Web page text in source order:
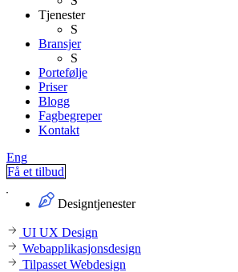
Tjenester
S
Bransjer
S
Portefølje
Priser
Blogg
Fagbegreper
Kontakt
Eng
Få et tilbud
Designtjenester
UI UX Design
Webapplikasjonsdesign
Tilpasset Webdesign